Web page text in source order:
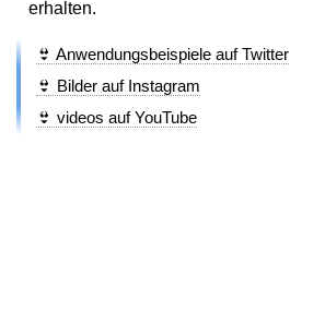
erhalten.
👙 Anwendungsbeispiele auf Twitter
👙 Bilder auf Instagram
👙 videos auf YouTube